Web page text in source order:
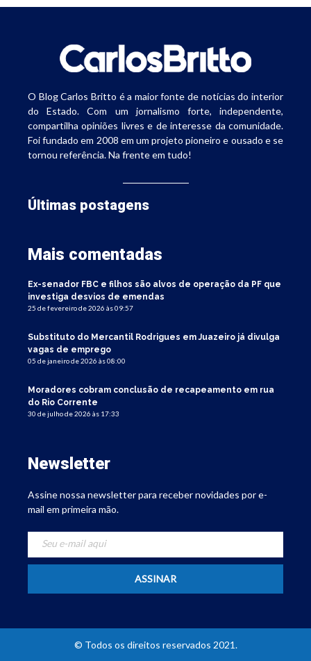
O Blog Carlos Britto é a maior fonte de notícias do interior
do Estado. Com um jornalismo forte, independente,
compartilha opiniões livres e de interesse da comunidade.
Foi fundado em 2008 em um projeto pioneiro e ousado e se
tornou referência. Na frente em tudo!
Últimas postagens
Mais comentadas
Ex-senador FBC e filhos são alvos de operação da PF que
investiga desvios de emendas
25 de fevereiro de 2026 às 09:57
Substituto do Mercantil Rodrigues em Juazeiro já divulga
vagas de emprego
05 de janeiro de 2026 às 08:00
Moradores cobram conclusão de recapeamento em rua
do Rio Corrente
30 de julho de 2026 às 17:33
Newsletter
Assine nossa newsletter para receber novidades por e-
mail em primeira mão.
© Todos os direitos reservados 2021.